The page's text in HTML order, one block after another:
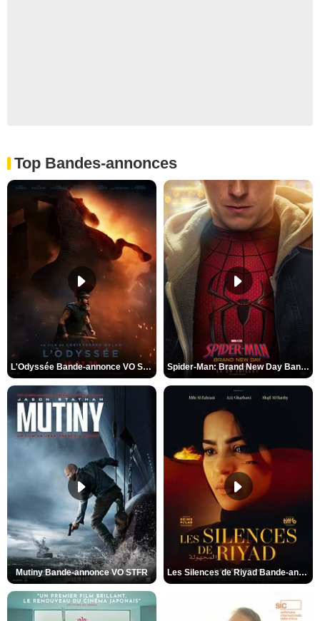
Top Bandes-annonces
L'Odyssée Bande-annonce VO STFR Spider-Man: Brand New Day Bande-annonce VO STFR
Mutiny Bande-annonce VO STFR Les Silences de Riyad Bande-annonce VO STFR